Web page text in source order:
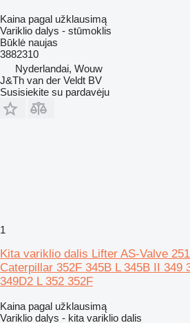
Kaina pagal užklausimą
Variklio dalys - stūmoklis
Būklė naujas
3882310
Nyderlandai, Wouw
J&Th van der Veldt BV
Susisiekite su pardavėju
1
Kita variklio dalis Lifter AS-Valve
Caterpillar 352F 345B L 345B II 349
349D2 L 352 352F
Kaina pagal užklausimą
Variklio dalys - kita variklio dalis